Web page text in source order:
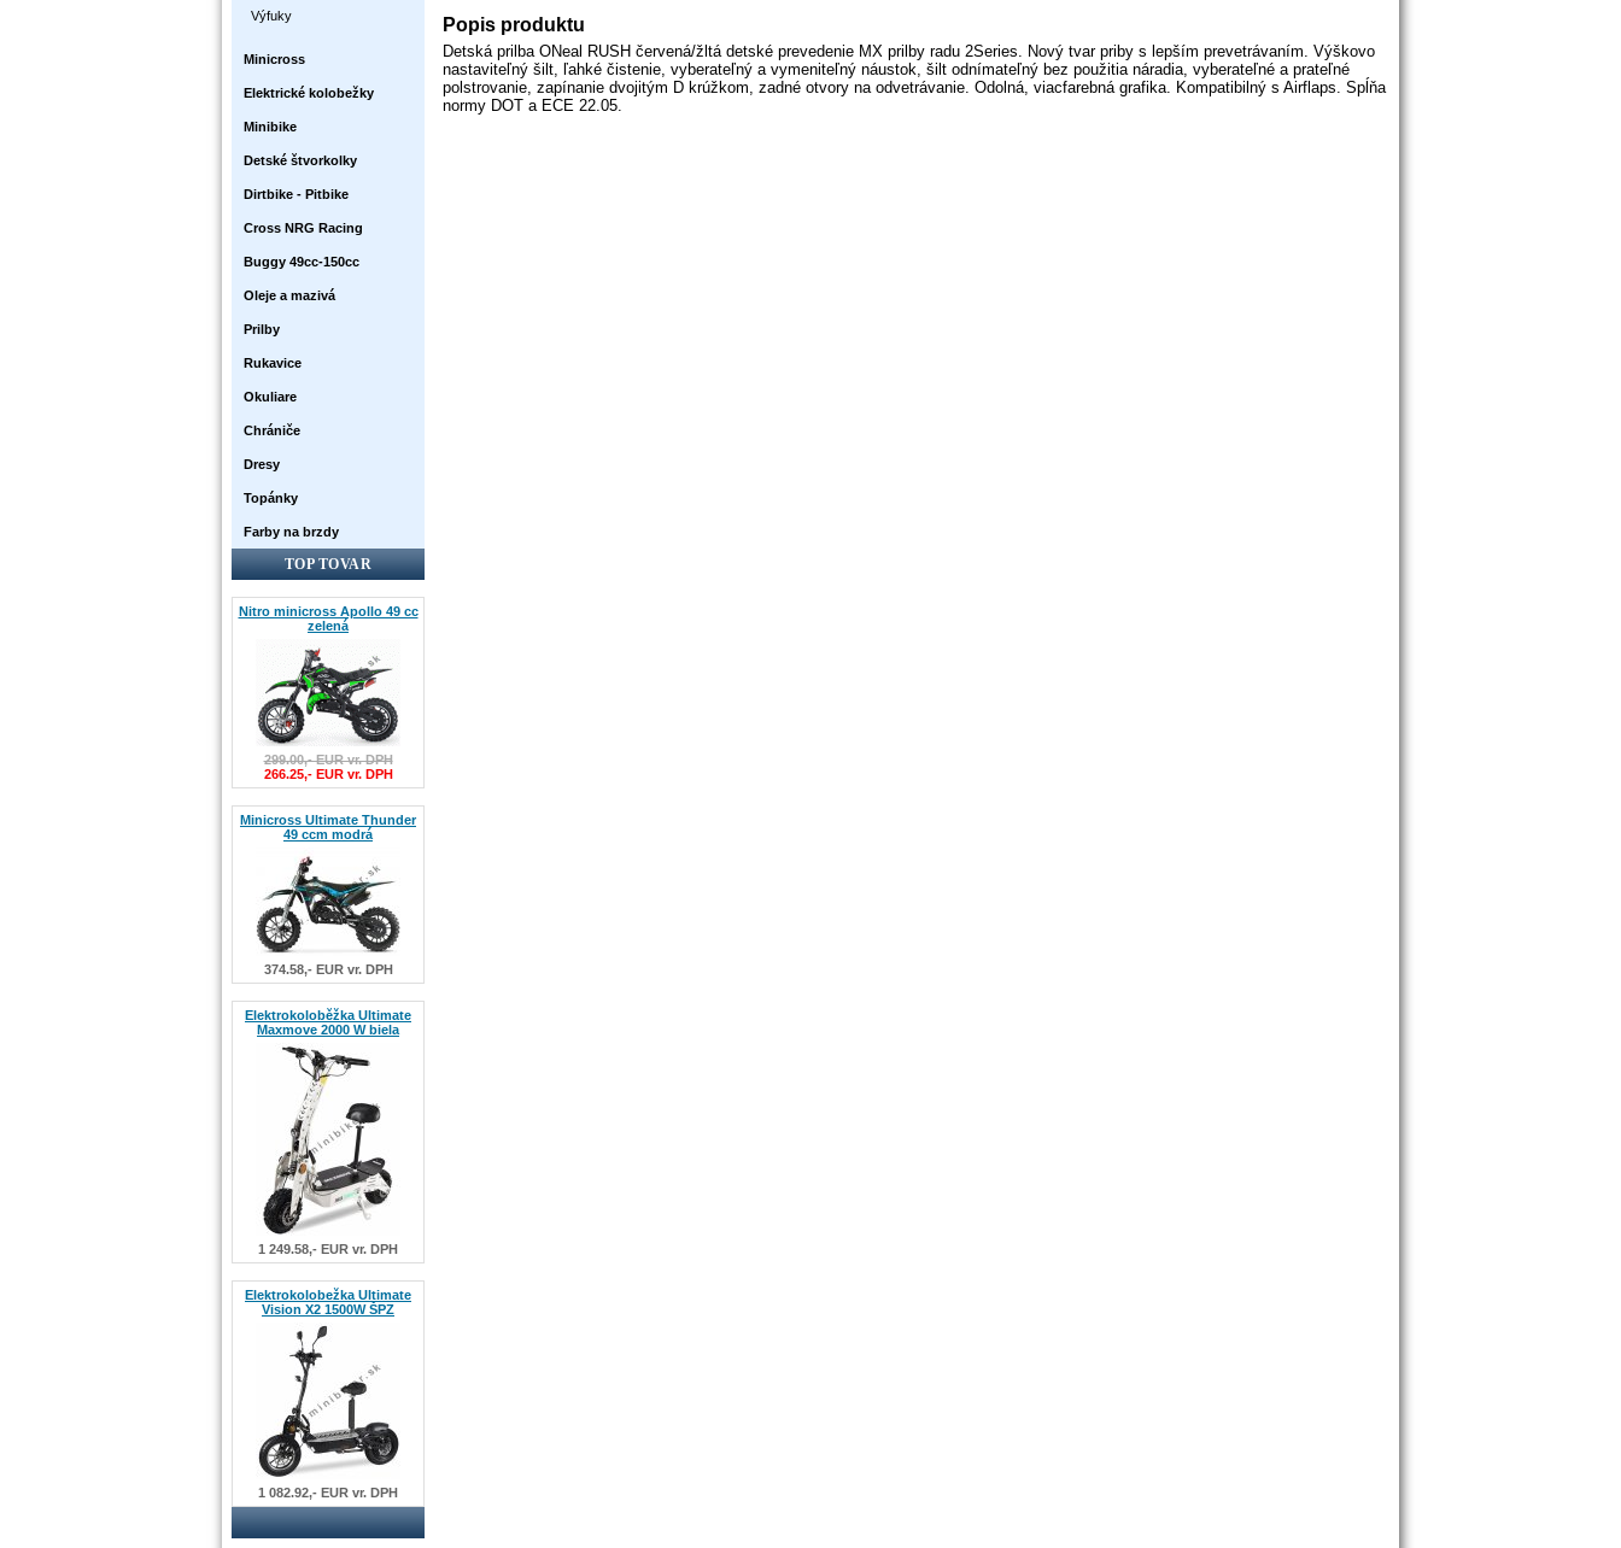
Výfuky
Minicross
Elektrické kolobežky
Minibike
Detské štvorkolky
Dirtbike - Pitbike
Cross NRG Racing
Buggy 49cc-150cc
Oleje a mazivá
Prilby
Rukavice
Okuliare
Chrániče
Dresy
Topánky
Farby na brzdy
TOP TOVAR
Nitro minicross Apollo 49 cc
zelená
299.00,- EUR vr. DPH
266.25,- EUR vr. DPH
Minicross Ultimate Thunder
49 ccm modrá
374.58,- EUR vr. DPH
Elektrokoloběžka Ultimate
Maxmove 2000 W biela
1 249.58,- EUR vr. DPH
Elektrokolobežka Ultimate
Vision X2 1500W ŠPZ
1 082.92,- EUR vr. DPH
Popis produktu
Detská prilba ONeal RUSH červená/žltá detské prevedenie MX prilby radu 2Series. Nový tvar priby s lepším prevetrávaním. Výškovo
nastaviteľný šilt, ľahké čistenie, vyberateľný a vymeniteľný náustok, šilt odnímateľný bez použitia náradia, vyberateľné a prateľné
polstrovanie, zapínanie dvojitým D krúžkom, zadné otvory na odvetrávanie. Odolná, viacfarebná grafika. Kompatibilný s Airflaps. Spĺňa
normy DOT a ECE 22.05.